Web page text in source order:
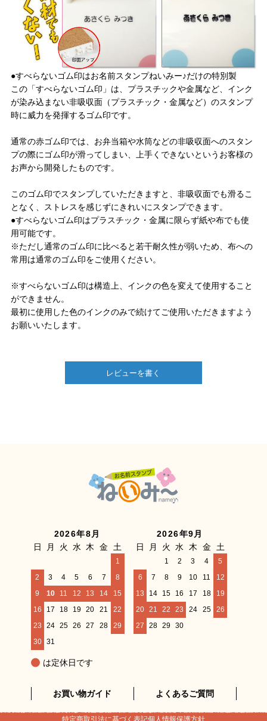
●すべらないゴム印はお名前スタンプねいみー♪だけの特別製
この「すべらないゴム印」は、プラスチックや金属など、インク
が染み込まない非吸収面（プラスチック・金属など）のスタンプ
時に威力を発揮するゴム印です。
通常の赤ゴム印では、お弁当箱や水筒などの非吸収面へのスタン
プの際にゴム印が滑ってしまい、上手くできないというお客様の
お声から開発したものです。
このゴム印でスタンプしていただきますと、非吸収面でも滑るこ
となく、ストレスを感じずにきれいにスタンプできます。
●すべらないゴム印はプラスチック・金属に限らず紙や布でも使
用可能です。
※ただし通常のゴム印に比べると若干耐久性が弱いため、布への
常用は通常のゴム印をご使用ください。
※すべらないゴム印は構造上、インクの色を変えて使用すること
ができません。
最初に使用した色のインクのみで続けてご使用いただきますよう
お願いいたします。
レビューを書く
2026年8月
日
月 火 水 木 金 土
1
2
3 4 5 6 7
8
9
10 11 12 13 14
15
16
17 18 19 20 21
22
23
24 25 26 27 28
29
30
31
2026年9月
日
月 火 水 木 金 土
1 2 3 4
5
6
7 8 9 10 11
12
13
14 15 16 17 18
19
20 21 22 23 24 25
26
27
28 29 30
は定休日です
お買い物ガイド よくあるご質問
特定商取引法に基づく表記個人情報保護方針